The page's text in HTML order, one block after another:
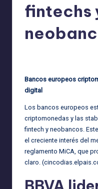
fintechs
Bancos europeos
digital
Los bancos europeos
criptomonedas y las
fintech y neobancos.
el creciente interés del
reglamento MiCA, que
claro. (